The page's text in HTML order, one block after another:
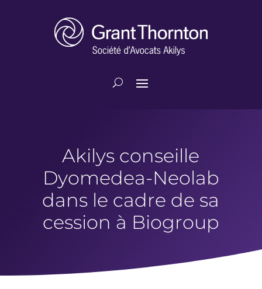
Akilys conseille
Dyomedea-Neolab
dans le cadre de sa
cession à Biogroup